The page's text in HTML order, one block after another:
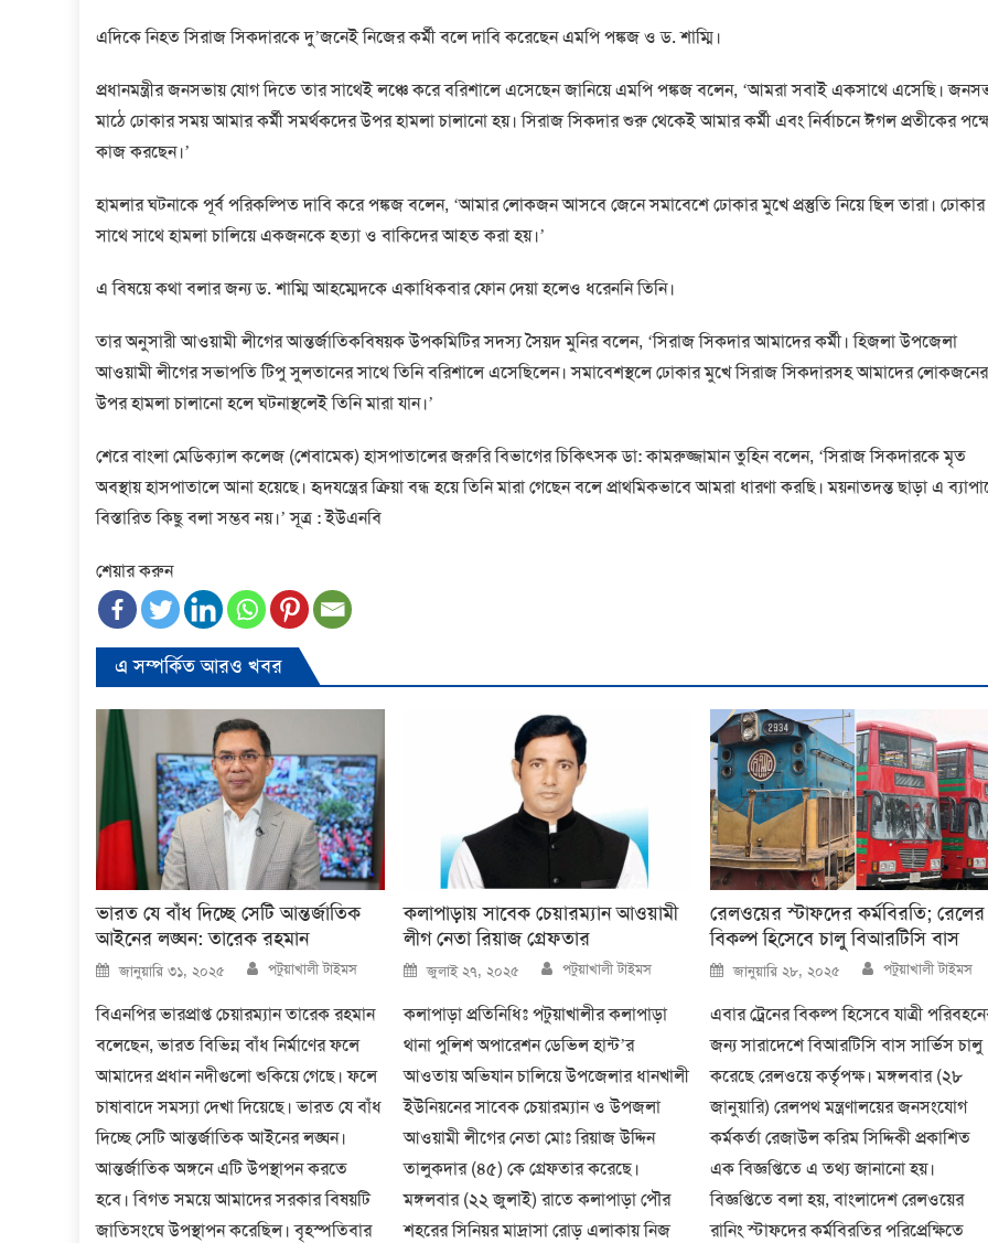
এদিকে নিহত সিরাজ সিকদারকে দু’জনেই নিজের কর্মী বলে দাবি করেছেন এমপি পঙ্কজ ও ড. শাম্মি।
প্রধানমন্ত্রীর জনসভায় যোগ দিতে তার সাথেই লঞ্চে করে বরিশালে এসেছেন জানিয়ে এমপি পঙ্কজ বলেন, ‘আমরা সবাই একসাথে এসেছি।
মাঠে ঢোকার সময় আমার কর্মী সমর্থকদের উপর হামলা চালানো হয়। সিরাজ সিকদার শুরু থেকেই আমার কর্মী এবং নির্বাচনে ঈগল প্রতীকের
কাজ করছেন।’
হামলার ঘটনাকে পূর্ব পরিকল্পিত দাবি করে পঙ্কজ বলেন, ‘আমার লোকজন আসবে জেনে সমাবেশে ঢোকার মুখে প্রস্তুতি নিয়ে ছিল তারা। ঢোকার
সাথে সাথে হামলা চালিয়ে একজনকে হত্যা ও বাকিদের আহত করা হয়।’
এ বিষয়ে কথা বলার জন্য ড. শাম্মি আহম্মেদকে একাধিকবার ফোন দেয়া হলেও ধরেননি তিনি।
তার অনুসারী আওয়ামী লীগের আন্তর্জাতিকবিষয়ক উপকমিটির সদস্য সৈয়দ মুনির বলেন, ‘সিরাজ সিকদার আমাদের কর্মী। হিজলা উপজেলা
আওয়ামী লীগের সভাপতি টিপু সুলতানের সাথে তিনি বরিশালে এসেছিলেন। সমাবেশস্থলে ঢোকার মুখে সিরাজ সিকদারসহ আমাদের লোকজনের
উপর হামলা চালানো হলে ঘটনাস্থলেই তিনি মারা যান।’
শেরে বাংলা মেডিক্যাল কলেজ (শেবামেক) হাসপাতালের জরুরি বিভাগের চিকিৎসক ডা: কামরুজ্জামান তুহিন বলেন, ‘সিরাজ সিকদারকে মৃত
অবস্থায় হাসপাতালে আনা হয়েছে। হৃদযন্ত্রের ক্রিয়া বন্ধ হয়ে তিনি মারা গেছেন বলে প্রাথমিকভাবে আমরা ধারণা করছি। ময়নাতদন্ত ছাড়া এ
বিস্তারিত কিছু বলা সম্ভব নয়।’ সূত্র : ইউএনবি
শেয়ার করুন
এ সম্পর্কিত আরও খবর
ভারত যে বাঁধ দিচ্ছে সেটি আন্তর্জাতিক
আইনের লঙ্ঘন: তারেক রহমান
Posted
on
জানুয়ারি ৩১, ২০২৫ Author
পটুয়াখালী টাইমস
বিএনপির ভারপ্রাপ্ত চেয়ারম্যান তারেক রহমান
বলেছেন, ভারত বিভিন্ন বাঁধ নির্মাণের ফলে
আমাদের প্রধান নদীগুলো শুকিয়ে গেছে। ফলে
চাষাবাদে সমস্যা দেখা দিয়েছে। ভারত যে বাঁধ
দিচ্ছে সেটি আন্তর্জাতিক আইনের লঙ্ঘন।
আন্তর্জাতিক অঙ্গনে এটি উপস্থাপন করতে
হবে। বিগত সময়ে আমাদের সরকার বিষয়টি
জাতিসংঘে উপস্থাপন করেছিল। বৃহস্পতিবার
কলাপাড়ায় সাবেক চেয়ারম্যান আওয়ামী
লীগ নেতা রিয়াজ গ্রেফতার
Posted
on
জুলাই ২৭, ২০২৫ Author
পটুয়াখালী টাইমস
কলাপাড়া প্রতিনিধিঃ পটুয়াখালীর কলাপাড়া
থানা পুলিশ অপারেশন ডেভিল হান্ট’র
আওতায় অভিযান চালিয়ে উপজেলার ধানখালী
ইউনিয়নের সাবেক চেয়ারম্যান ও উপজলা
আওয়ামী লীগের নেতা মোঃ রিয়াজ উদ্দিন
তালুকদার (৪৫) কে গ্রেফতার করেছে।
মঙ্গলবার (২২ জুলাই) রাতে কলাপাড়া পৌর
শহরের সিনিয়র মাদ্রাসা রোড় এলাকায় নিজ
রেলওয়ের স্টাফদের কর্মবিরতি; রেলের
বিকল্প হিসেবে চালু বিআরটিসি বাস
Posted
on
জানুয়ারি ২৮, ২০২৫ Author
পটুয়াখালী টাইমস
এবার ট্রেনের বিকল্প হিসেবে যাত্রী
জন্য সারাদেশে বিআরটিসি বাস সার্ভিস চালু
করেছে রেলওয়ে কর্তৃপক্ষ। মঙ্গলবার (২৮
জানুয়ারি) রেলপথ মন্ত্রণালয়ের জনসংযোগ
কর্মকর্তা রেজাউল করিম সিদ্দিকী প্রকাশিত
এক বিজ্ঞপ্তিতে এ তথ্য জানানো হয়।
বিজ্ঞপ্তিতে বলা হয়, বাংলাদেশ রেলওয়ের
রানিং স্টাফদের কর্মবিরতির পরিপ্রেক্ষিতে